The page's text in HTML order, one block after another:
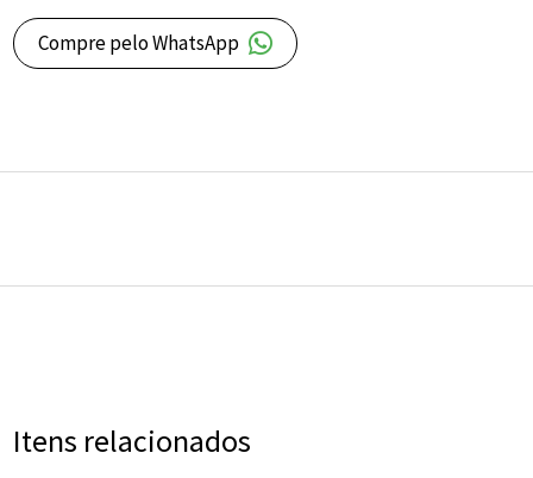
Compre pelo WhatsApp
Itens relacionados